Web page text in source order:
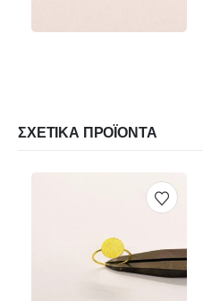
Αυτό το προϊόν έχει πολλαπλές παραλλαγές. Οι επιλογές μπορούν να επιλεγούν στη σελίδα του προϊόντος
ΣΧΕΤΙΚΆ ΠΡΟΪΌΝΤΑ
160.00